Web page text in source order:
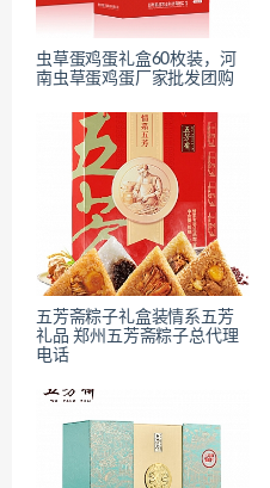
虫草蛋鸡蛋礼盒60枚装，河
南虫草蛋鸡蛋厂家批发团购
五芳斋粽子礼盒装情系五芳
礼品 郑州五芳斋粽子总代理
电话